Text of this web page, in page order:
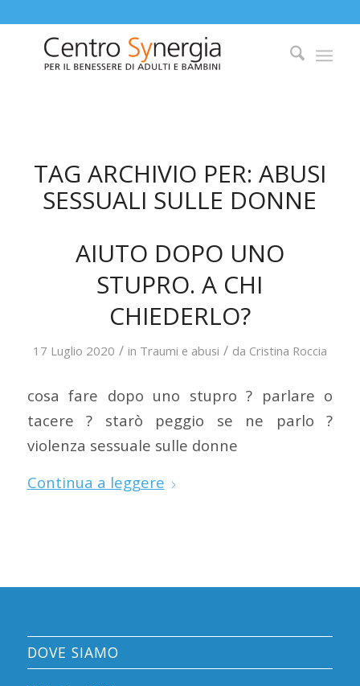
TAG ARCHIVIO PER: ABUSI
SESSUALI SULLE DONNE
AIUTO DOPO UNO
STUPRO. A CHI
CHIEDERLO?
17 Luglio 2020 / in Traumi e abusi / da Cristina Roccia
cosa fare dopo uno stupro ? parlare o
tacere ? starò peggio se ne parlo ?
violenza sessuale sulle donne
Continua a leggere
DOVE SIAMO